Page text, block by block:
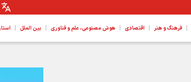
| فرهنگ و هنر | اقتصادی | هوش مصنوعی، علم و فناوری | بین الملل |